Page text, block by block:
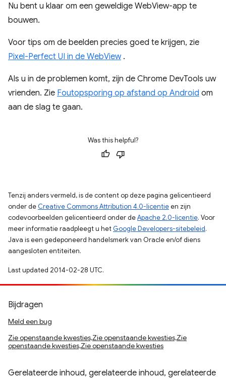
Nu bent u klaar om een ​​geweldige WebView-app te
bouwen.
Voor tips om de beelden precies goed te krijgen, zie
Pixel-Perfect UI in de WebView.
Als u in de problemen komt, zijn de Chrome DevTools uw
vrienden. Zie Foutopsporing op afstand op Android om
aan de slag te gaan.
Was this helpful?
Tenzij anders vermeld, is de content op deze pagina gelicentieerd
onder de Creative Commons Attribution 4.0-licentieen zijn
codevoorbeelden gelicentieerd onder deApache 2.0-licentie. Voor
meer informatie raadpleegt u het Google Developers-sitebeleid.
Java is een gedeponeerd handelsmerk van Oracle en/of diens
aangesloten entiteiten.
Last updated 2014-02-28 UTC.
Bijdragen
Meld een bug
Zie openstaande kwesties,Zie openstaande kwesties,Zie
openstaande kwesties,Zie openstaande kwesties
Gerelateerde inhoud, gerelateerde inhoud, gerelateerde